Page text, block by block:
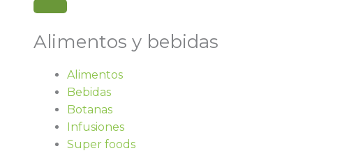
Alimentos y bebidas
Alimentos
Bebidas
Botanas
Infusiones
Super foods